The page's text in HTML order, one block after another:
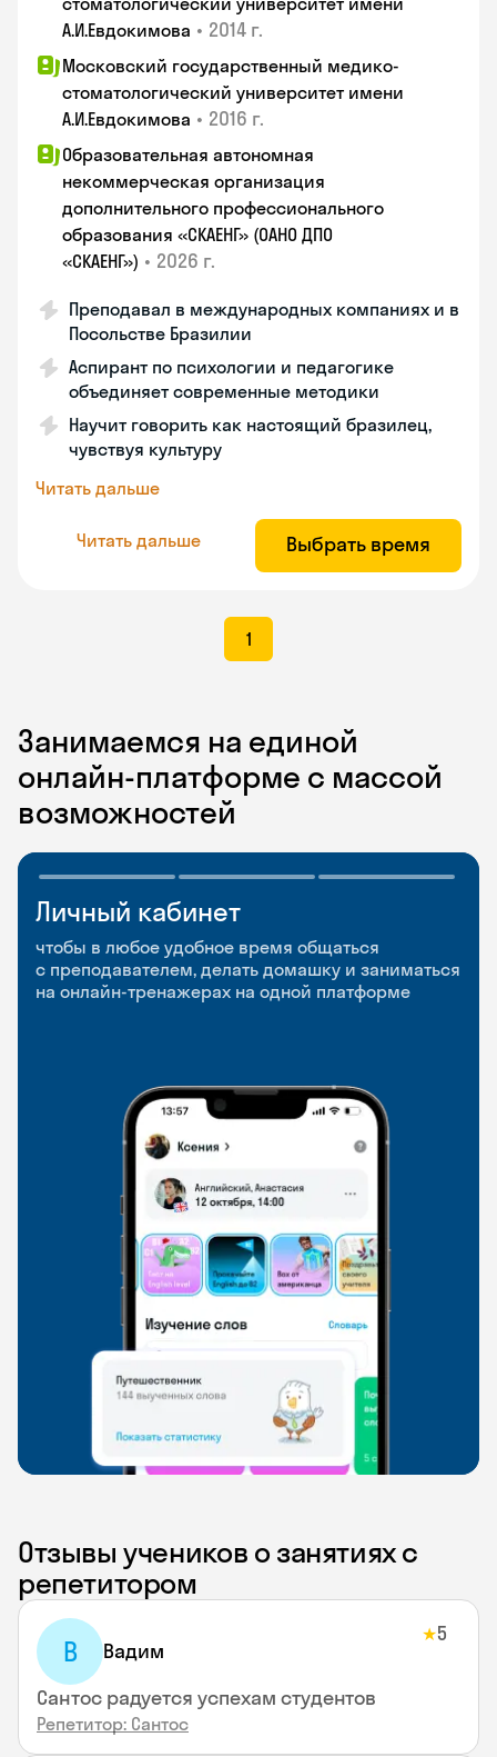
А.И.Евдокимова • 2014 г.
Московский государственный медико-
стоматологический университет имени
А.И.Евдокимова • 2016 г.
Образовательная автономная
некоммерческая организация
дополнительного профессионального
образования «СКАЕНГ» (ОАНО ДПО
«СКАЕНГ») • 2026 г.
Преподавал в международных компаниях и в
Посольстве Бразилии
Аспирант по психологии и педагогике
объединяет современные методики
Научит говорить как настоящий бразилец,
чувствуя культуру
Читать дальше
Читать дальше Выбрать время
1
Занимаемся на единой
онлайн-платформе с массой
возможностей
Личный кабинет
чтобы в любое удобное время общаться
с преподавателем, делать домашку и заниматься
на онлайн-тренажерах на одной платформе
Мобильное
приложение
чтобы заниматься и изучать новые слова где
и когда удобно
Разговорные клубы
и Talks
Групповые занятия для разговорной практики
и индивидуальные встречи с преподавателями
Отзывы учеников о занятиях с
репетитором
В Вадим
★5
Сантос радуется успехам студентов
Репетитор: Сантос